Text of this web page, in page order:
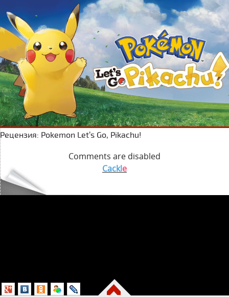
Рецензия: Pokemon Let’s Go, Pikachu!
Comments are disabled
Cackle